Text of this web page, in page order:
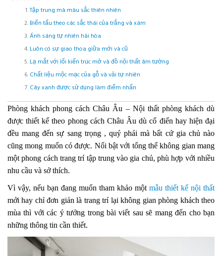
Tập trung mà màu sắc thiên nhiên
Biến tấu theo các sắc thái của trắng và xám
Ánh sáng tự nhiên hài hòa
Luôn có sự giao thoa giữa mới và cũ
Lạ mắt với lối kiến trúc mở và đồ nội thất âm tường
Chất liệu mộc mạc của gỗ và vải tự nhiên
Cây xanh được sử dụng làm điểm nhấn
Phòng khách phong cách Châu Âu – Nội thất phòng khách dù
được thiết kế theo phong cách Châu Âu dù cổ điển hay hiện đại
đều mang đến sự sang trọng , quý phái mà bất cứ gia chủ nào
cũng mong muốn có được. Nổi bật với tổng thể không gian mang
một phong cách trang trí tập trung vào gia chủ, phù hợp với nhiều
nhu cầu và sở thích.
Vì vậy, nếu bạn đang muốn tham khảo một mẫu thiết kế nội thất
mới hay chỉ đơn giản là trang trí lại không gian phòng khách theo
mùa thì với các ý tưởng trong bài viết sau sẽ mang đến cho bạn
những thông tin cần thiết.